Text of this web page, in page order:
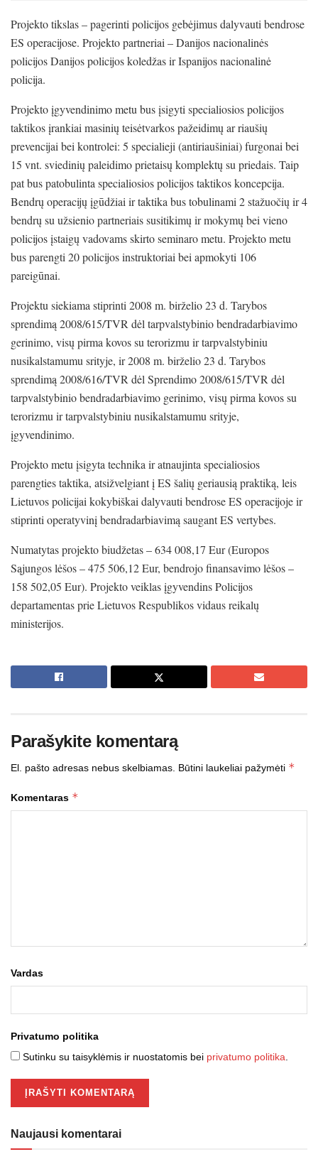
Projekto tikslas – pagerinti policijos gebėjimus dalyvauti bendrose
ES operacijose. Projekto partneriai – Danijos nacionalinės
policijos Danijos policijos koledžas ir Ispanijos nacionalinė
policija.
Projekto įgyvendinimo metu bus įsigyti specialiosios policijos
taktikos įrankiai masinių teisėtvarkos pažeidimų ar riaušių
prevencijai bei kontrolei: 5 specialieji (antiriaušiniai) furgonai bei
15 vnt. sviedinių paleidimo prietaisų komplektų su priedais. Taip
pat bus patobulinta specialiosios policijos taktikos koncepcija.
Bendrų operacijų įgūdžiai ir taktika bus tobulinami 2 stažuočių ir 4
bendrų su užsienio partneriais susitikimų ir mokymų bei vieno
policijos įstaigų vadovams skirto seminaro metu. Projekto metu
bus parengti 20 policijos instruktoriai bei apmokyti 106
pareigūnai.
Projektu siekiama stiprinti 2008 m. birželio 23 d. Tarybos
sprendimą 2008/615/TVR dėl tarpvalstybinio bendradarbiavimo
gerinimo, visų pirma kovos su terorizmu ir tarpvalstybiniu
nusikalstamumu srityje, ir 2008 m. birželio 23 d. Tarybos
sprendimą 2008/616/TVR dėl Sprendimo 2008/615/TVR dėl
tarpvalstybinio bendradarbiavimo gerinimo, visų pirma kovos su
terorizmu ir tarpvalstybiniu nusikalstamumu srityje,
įgyvendinimo.
Projekto metu įsigyta technika ir atnaujinta specialiosios
parengties taktika, atsižvelgiant į ES šalių geriausią praktiką, leis
Lietuvos policijai kokybiškai dalyvauti bendrose ES operacijoje ir
stiprinti operatyvinį bendradarbiavimą saugant ES vertybes.
Numatytas projekto biudžetas – 634 008,17 Eur (Europos
Sąjungos lėšos – 475 506,12 Eur, bendrojo finansavimo lėšos –
158 502,05 Eur). Projekto veiklas įgyvendins Policijos
departamentas prie Lietuvos Respublikos vidaus reikalų
ministerijos.
Parašykite komentarą
El. pašto adresas nebus skelbiamas. Būtini laukeliai pažymėti *
Komentaras *
Vardas
Privatumo politika
Sutinku su taisyklėmis ir nuostatomis bei privatumo politika
Naujausi komentarai